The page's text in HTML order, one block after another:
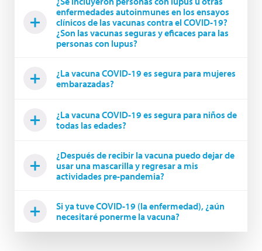
enfermedades autoinmunes en los ensayos
clínicos de las vacunas contra el COVID-19?
¿Son las vacunas seguras y eficaces para las
personas con lupus?
¿La vacuna COVID-19 es segura para mujeres
embarazadas?
¿La vacuna COVID-19 es segura para niños de
todas las edades?
¿Después de recibir la vacuna puedo dejar de
usar una mascarilla y regresar a mis
actividades pre-pandemia?
Si ya tuve COVID-19 (la enfermedad), ¿aún
necesitaré ponerme la vacuna?